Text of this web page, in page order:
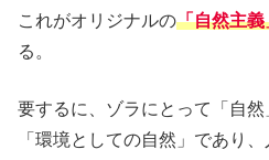
これがオリジナルの「自然主
る。
要するに、ゾラにとって「自
「環境としての自然」であり